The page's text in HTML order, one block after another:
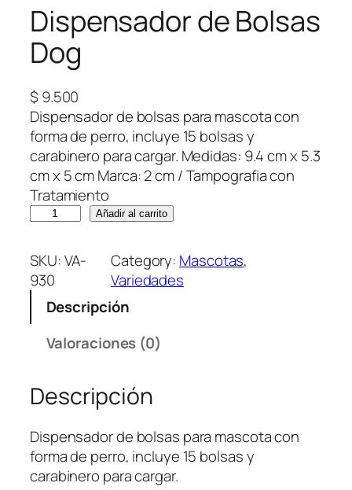
Dispensador de Bolsas
Dog
$ 9.500
Dispensador de bolsas para mascota con
forma de perro, incluye 15 bolsas y
carabinero para cargar. Medidas: 9.4 cm x 5.3
cm x 5 cm Marca: 2 cm / Tampografia con
Tratamiento
s
p
e
o
r
d
e
B
Añadir al carrito
SKU:VA-
930
Category: Mascotas
Variedades
Descripción
Valoraciones (0)
Descripción
Dispensador de bolsas para mascota con
forma de perro, incluye 15 bolsas y
carabinero para cargar.